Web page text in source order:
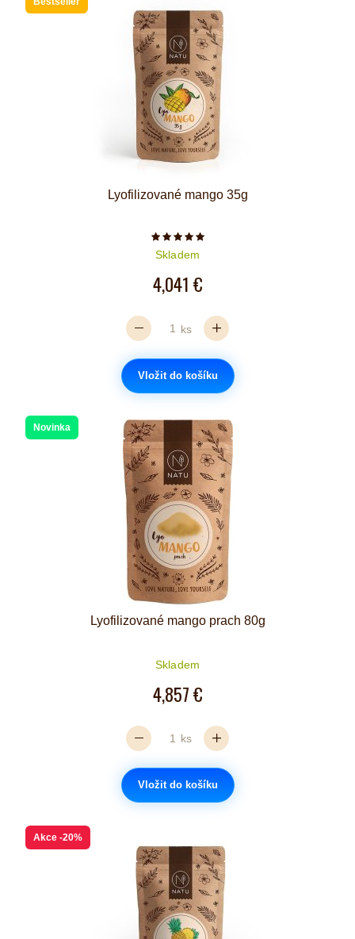
Lyofilizované mango 35g
Počet hvězdiček je 5 z 5
Skladem
4,041 €
ks
Vložit do košíku
Novinka
Lyofilizované mango prach 80g
Skladem
4,857 €
ks
Vložit do košíku
Akce -20%